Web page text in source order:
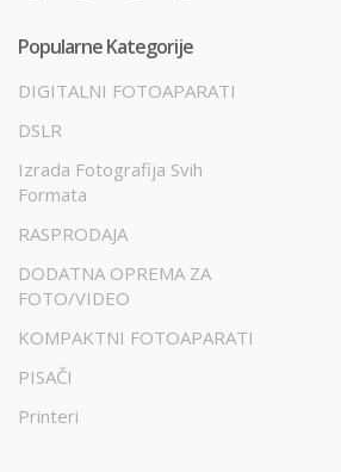
Popularne Kategorije
DIGITALNI FOTOAPARATI
DSLR
Izrada Fotografija Svih
Formata
RASPRODAJA
DODATNA OPREMA ZA
FOTO/VIDEO
KOMPAKTNI FOTOAPARATI
PISAČI
Printeri